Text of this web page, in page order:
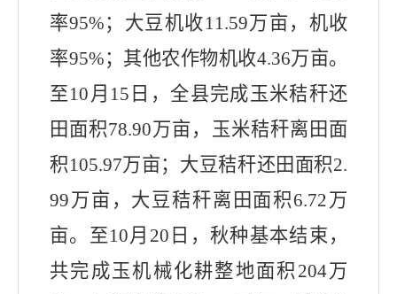
率95%；大豆机收11.59万亩，机收
率95%；其他农作物机收4.36万亩。
至10 月 15 日，全县完成玉米秸秆还
田面积78.90万亩，玉米秸秆离田面
积105.97万亩；大豆秸秆还田面积2.
99万亩，大豆秸秆离田面积6.72万
亩。至10月 20 日，秋种基本结束，
共完成玉机械化耕整地面积 204万